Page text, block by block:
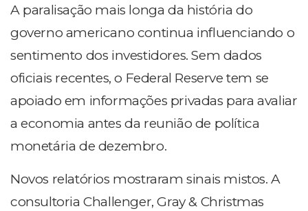
A paralisação mais longa da história do
governo americano continua influenciando o
sentimento dos investidores. Sem dados
oficiais recentes, o Federal Reserve tem se
apoiado em informações privadas para avaliar
a economia antes da reunião de política
monetária de dezembro.
Novos relatórios mostraram sinais mistos. A
consultoria Challenger, Gray & Christmas